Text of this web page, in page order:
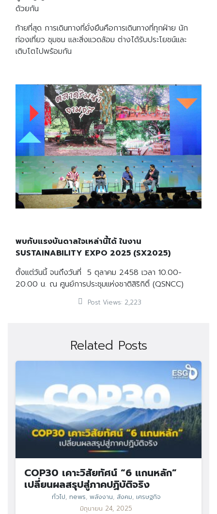
ด้วยกัน
ท้ายที่สุด การเดินทางที่ยั่งยืนคือการเดินทางที่ทุกฝ่าย นัก
ท่องเที่ยว ชุมชน และสิ่งแวดล้อม ต่างได้รับประโยชน์และ
เติบโตไปพร้อมกัน
พบกับแรงบันดาลใจเหล่านี้ได้ ในงาน
SUSTAINABILITY EXPO 2025 (SX2025)
ตั้งแต่วันนี้ จนถึงวันที่ 5 ตุลาคม 2458 เวลา 10.00-
20.00 น. ณ ศูนย์การประชุมแห่งชาติสิริกิติ์ (QSNCC)
Post Views: 2,223
Related Posts
COP30 เคาะวิสัยทัศน์ “6 แกนหลัก”
เปลี่ยนผลสรุปสู่ภาคปฏิบัติจริง
ทั่วไป, news, พลังงาน, สังคม, เศรษฐกิจ
มิถุนายน 24, 2025